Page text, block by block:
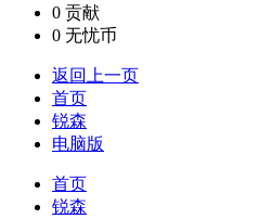
0 贡献
0 无忧币
返回上一页
首页
锐森
电脑版
首页
锐森